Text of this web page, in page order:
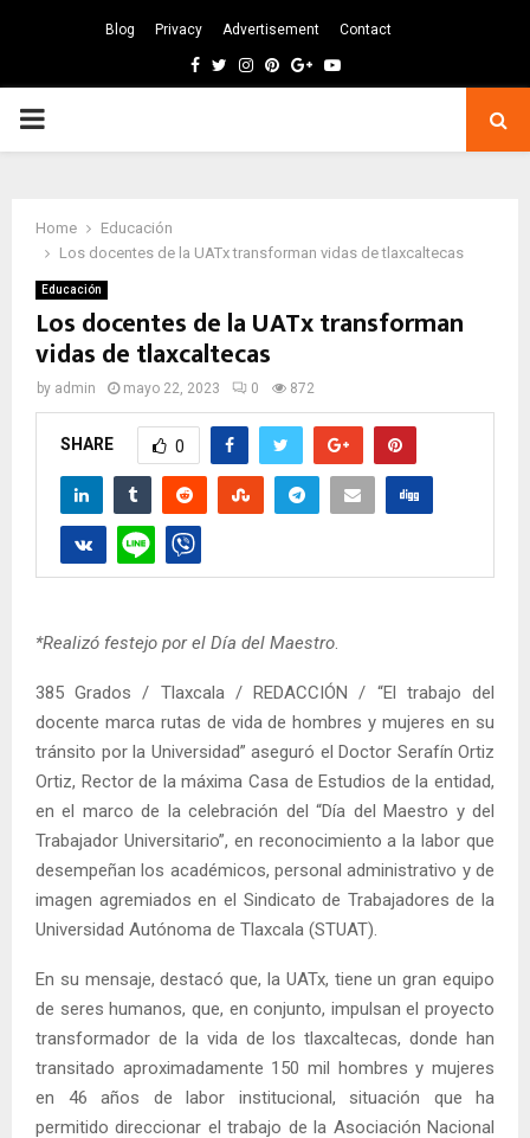
Blog Privacy Advertisement Contact
Facebook
TwitterInstagram
Pinterest
GoogleYoutube
PRIMARY
Home
Educación
Los docentes de la UATx transforman vidas de tlaxcaltecas
Educación
Los docentes de la UATx transforman
vidas de tlaxcaltecas
by admin mayo 22, 2023 0 872
SHARE 0
*Realizó festejo por el Día del Maestro
385 Grados / Tlaxcala / REDACCIÓN / “El trabajo del
docente marca rutas de vida de hombres y mujeres en su
tránsito por la Universidad” aseguró el Doctor Serafín Ortiz
Ortiz, Rector de la máxima Casa de Estudios de la entidad,
en el marco de la celebración del “Día del Maestro y del
Trabajador Universitario”, en reconocimiento a la labor que
desempeñan los académicos, personal administrativo y de
imagen agremiados en el Sindicato de Trabajadores de la
Universidad Autónoma de Tlaxcala (STUAT).
En su mensaje, destacó que, la UATx, tiene un gran equipo
de seres humanos, que, en conjunto, impulsan el proyecto
transformador de la vida de los tlaxcaltecas, donde han
transitado aproximadamente 150 mil hombres y mujeres
en 46 años de labor institucional, situación que ha
permitido direccionar el trabajo de la Asociación Nacional